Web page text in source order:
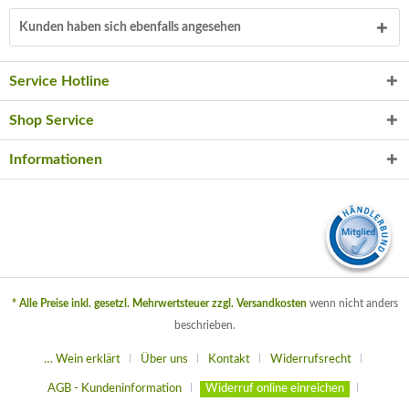
Kunden haben sich ebenfalls angesehen
Service Hotline
Shop Service
Informationen
* Alle Preise inkl. gesetzl. Mehrwertsteuer zzgl. Versandkostenwenn nicht anders
beschrieben.
… Wein erklärt Über uns Kontakt Widerrufsrecht
AGB - Kundeninformation Widerruf online einreichen